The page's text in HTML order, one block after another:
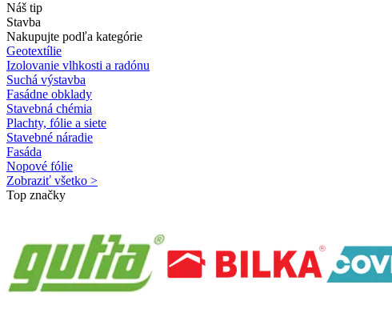
Náš tip
Stavba
Nakupujte podľa kategórie
Geotextílie
Izolovanie vlhkosti a radónu
Suchá výstavba
Fasádne obklady
Stavebná chémia
Plachty, fólie a siete
Stavebné náradie
Fasáda
Nopové fólie
Zobraziť všetko >
Top značky